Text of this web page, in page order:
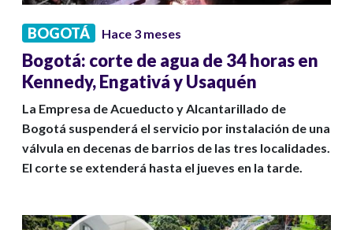
BOGOTÁ Hace 3 meses
Bogotá: corte de agua de 34 horas en
Kennedy, Engativá y Usaquén
La Empresa de Acueducto y Alcantarillado de
Bogotá suspenderá el servicio por instalación de una
válvula en decenas de barrios de las tres localidades.
El corte se extenderá hasta el jueves en la tarde.